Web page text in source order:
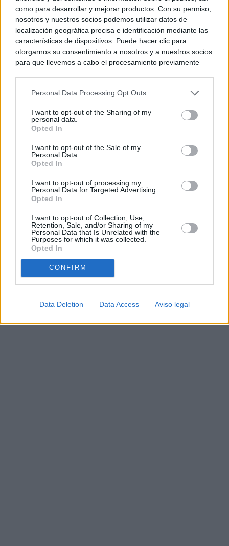
como para desarrollar y mejorar productos. Con su permiso,
nosotros y nuestros socios podemos utilizar datos de
localización geográfica precisa e identificación mediante las
características de dispositivos. Puede hacer clic para
otorgarnos su consentimiento a nosotros y a nuestros socios
para que llevemos a cabo el procesamiento previamente
negar su consentimiento. Tenga en cuenta que algún
de su consentimiento, pero usted tiene el derecho de
rechazar tal procesamiento. Sus preferencias se aplicarán
cualquier momento entrando de nuevo en este sitio web o
visitando nuestra política de privacidad.
Personal Data Processing Opt Outs
I want to opt-out of the Sharing of my
personal data.
Opted In
I want to opt-out of the Sale of my
Personal Data.
Opted In
I want to opt-out of processing my
Personal Data for Targeted Advertising.
Opted In
I want to opt-out of Collection, Use,
Retention, Sale, and/or Sharing of my
Personal Data that Is Unrelated with the
Purposes for which it was collected.
Opted In
CONFIRM
Data Deletion Data Access Aviso legal